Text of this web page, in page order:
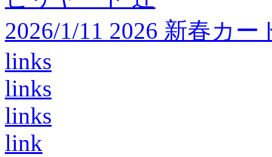
2026/1/11 2026 新春カ
links
links
links
link